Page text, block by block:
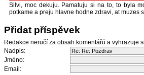
Silvi, moc dekuju. Pamatuju si na to, to byla
potkame a preju hlavne hodne zdravi, at muzes
Přidat příspěvek
Redakce neručí za obsah komentářů a vyhrazuje
Nadpis:
Jméno:
Email: